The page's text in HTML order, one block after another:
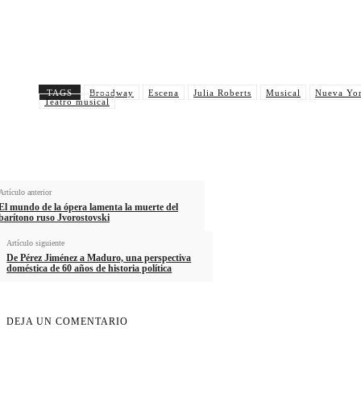
TAGS Broadway Escena Julia Roberts Musical
Nueva
Teatro musical
anterior
mundo de la ópera lamenta la muerte del
ruso Jvorostovski
Artículo siguiente
De Pérez Jiménez a Maduro, una perspectiva
doméstica de 60 años de historia política
DEJA UN COMENTARIO